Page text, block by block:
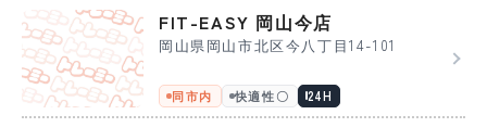
FIT-EASY 岡山今店
岡山県岡山市北区今八丁目14-101
同市内 快適性〇 24H